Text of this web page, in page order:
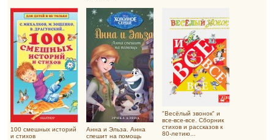
100 смешных историй
и стихов
Анна и Эльза. Анна
спешит на помощь
"Весёлый звонок" и
все-все-все. Сборник
стихов и рассказов к
80-летию...